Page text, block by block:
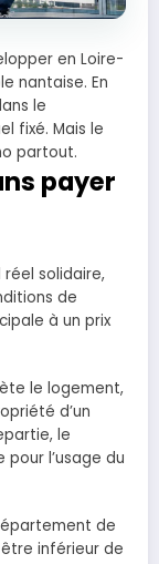
en Loire-
nantaise. En
le
fixé. Mais le
partout.
payer
solidaire,
de
à un prix
le logement,
d’un
le
l’usage du
de
inférieur de